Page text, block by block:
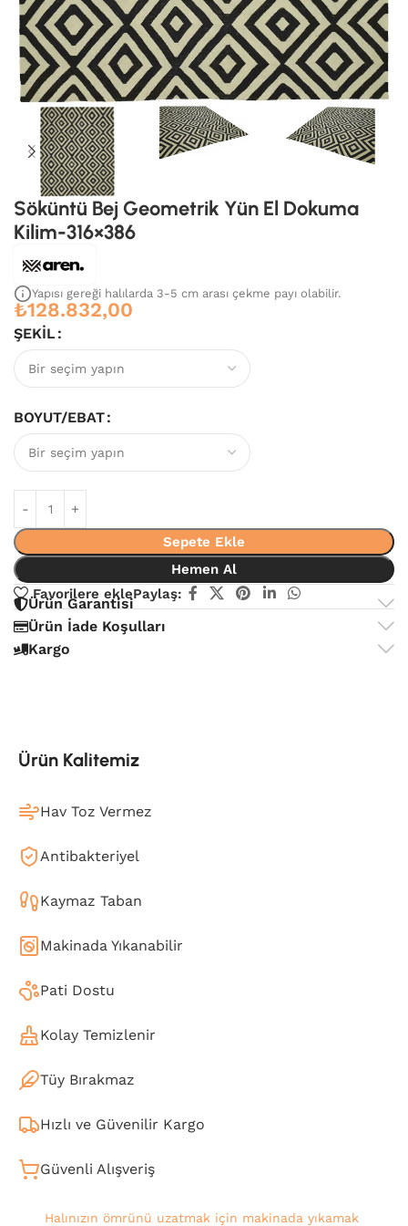
Söküntü Bej Geometrik Yün El Dokuma
Kilim-316×386
Yapısı gereği halılarda 3-5 cm arası çekme payı olabilir.
₺128.832,00
ŞEKIL
BOYUT/EBAT
Sepete Ekle
Hemen Al
Favorilere eklePaylaş:
Ürün Garantisi
Ürün İade Koşulları
Kargo
Ürün Kalitemiz
Hav Toz Vermez
Antibakteriyel
Kaymaz Taban
Makinada Yıkanabilir
Pati Dostu
Kolay Temizlenir
Tüy Bırakmaz
Hızlı ve Güvenilir Kargo
Güvenli Alışveriş
Halınızın ömrünü uzatmak için makinada yıkamak